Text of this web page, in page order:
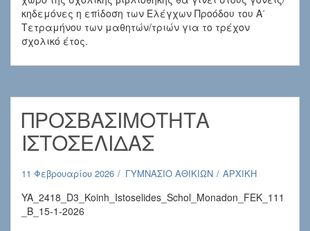
κηδεμόνες η επίδοση των Ελέγχων Προόδου του Α΄
Τετραμήνου των μαθητών/τριών για το τρέχον
σχολικό έτος.
ΠΡΟΣΒΑΣΙΜΟΤΗΤΑ
ΙΣΤΟΣΕΛΙΔΑΣ
11 Φεβρουαρίου 2026 ΓΥΜΝΑΣΙΟ ΑΘΙΚΙΩΝ ΑΡΧΙΚΗ
YA_2418_D3_Koinh_Istoselides_Schol_Monadon_FEK_111
_B_15-1-2026